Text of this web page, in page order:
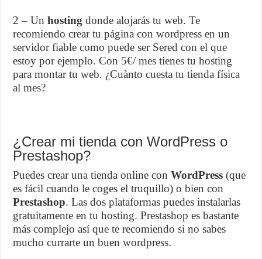
2 – Unhosting donde alojarás tu web. Te
recomiendo crear tu página con wordpress en un
servidor fiable como puede ser Sered con el que
estoy por ejemplo. Con 5€/ mes tienes tu hosting
para montar tu web. ¿Cuànto cuesta tu tienda física
al mes?
¿Crear mi tienda con WordPress o
Prestashop?
Puedes crear una tienda online conWordPress (que
es fácil cuando le coges el truquillo) o bien con
Prestashop. Las dos plataformas puedes instalarlas
gratuitamente en tu hosting. Prestashop es bastante
más complejo así que te recomiendo si no sabes
mucho currarte un buen wordpress.